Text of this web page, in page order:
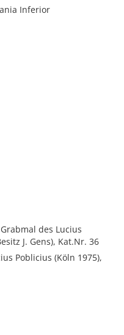
Inferior
des Lucius
J. Gens), Kat.Nr. 36
Poblicius (Köln 1975),